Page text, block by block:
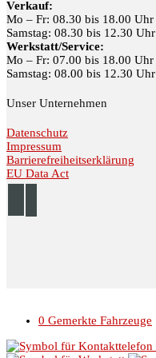
Verkauf:
Mo – Fr: 08.30 bis 18.00 Uhr
Samstag: 08.30 bis 12.30 Uhr
Werkstatt/Service:
Mo – Fr: 07.00 bis 18.00 Uhr
Samstag: 08.00 bis 12.30 Uhr
Unser Unternehmen
Datenschutz
Impressum
Barrierefreiheitserklärung
EU Data Act
0 Gemerkte Fahrzeuge